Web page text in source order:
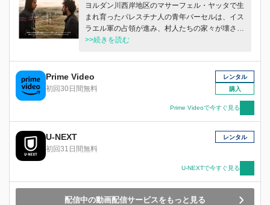
ヨルダン川⻄岸地区のマサーフェル・ヤッタで⽣
まれ育ったパレスチナ⼈の⻘年バーセルは、イス
ラエル軍の占領が進み、村⼈たちの家々が壊され
ていく故郷の様⼦を幼い頃からカメラに記録し、
ル⼈ジャーナリスト、ユヴァルが訪れる。⾮⼈道
的で暴⼒的な⾃国政府の⾏いに⼼を痛めていた彼
は、バーセルの活動に協⼒しようと、危険を冒し
てこの村にやってきたのだった。同じ想いで⾏動
を共にし、少しずつ互いの境遇や気持ちを語り合
ううちに、同じ年齢である 2 ⼈の間には思いがけ
ず友情が芽⽣えていく。しかしその間にも、軍の
破壊⾏為は過激さを増し、彼らがカメラに収める
映像にも、徐々に痛ましい犠牲者の姿が増えてい
>>続きを読む
Prime Video
初回30日間無料
レンタル
購入
Prime Videoで今すぐ見る
U-NEXT
初回31日間無料
レンタル
U-NEXTで今すぐ見る
配信中の動画配信サービスをもっと見る